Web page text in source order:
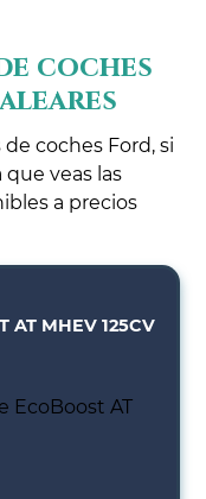
coches
coches Ford, si
veas las
a precios
AT MHEV 125CV